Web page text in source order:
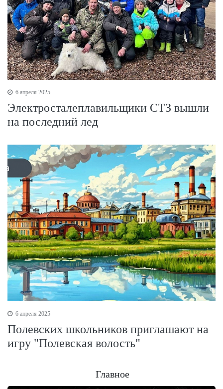
6 апреля 2025
Электросталеплавильщики СТЗ вышли
на последний лед
6 апреля 2025
Полевских школьников приглашают на
игру "Полевская волость"
Главное